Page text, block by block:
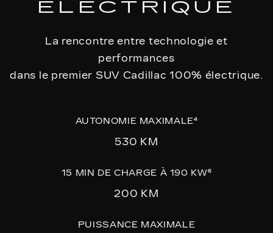
ÉLECTRIQUE
La rencontre entre technologie et
performances
dans le premier SUV Cadillac 100% électrique.
AUTONOMIE MAXIMALE⁴
530 KM
15 MIN DE CHARGE À 190 KW⁶
200 KM
PUISSANCE MAXIMALE